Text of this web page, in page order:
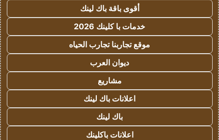
أقوى باقة باك لينك
خدمات با كلينك 2026
موقع تجاربنا تجارب الحياه
ديوان العرب
مشاريع
اعلانات باك لينك
باك لينك
اعلانات باكلينك